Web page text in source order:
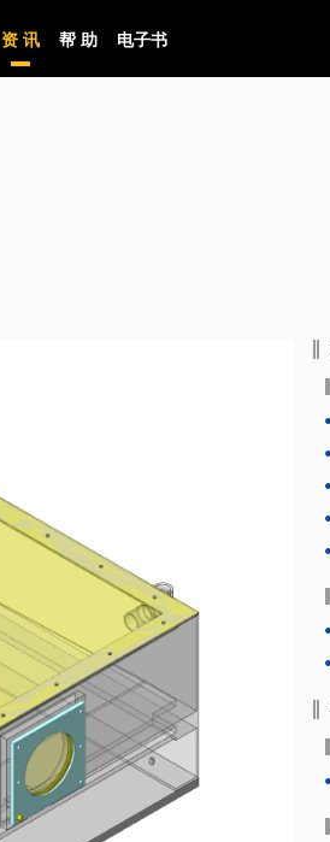
资 讯 帮 助 电子书